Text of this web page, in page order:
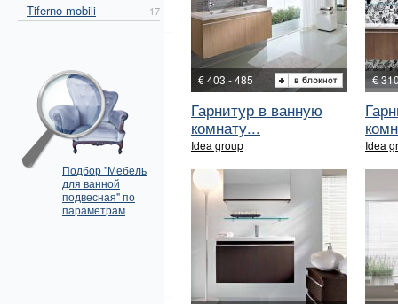
Tiferno mobili 17
Подбор "Мебель
для ванной
подвесная" по
параметрам
€ 403 - 485
Гарнитур в ванную
комнату...
Idea group
€
Idea